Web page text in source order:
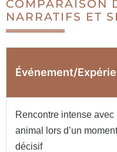
COMPARAISON
NARRATIFS ET
Événement/
Rencontre intense avec
animal lors d’un moment
décisif